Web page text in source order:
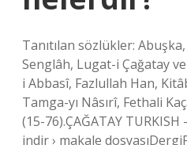
Tanıtılan sözlükler:
Senglâh, Lugat-i Çağatay
i Abbasî, Fazlullah Han,
Tamga-yı Nâsırî, Fethali
(15-76).ÇAĞATAY
indir › makale